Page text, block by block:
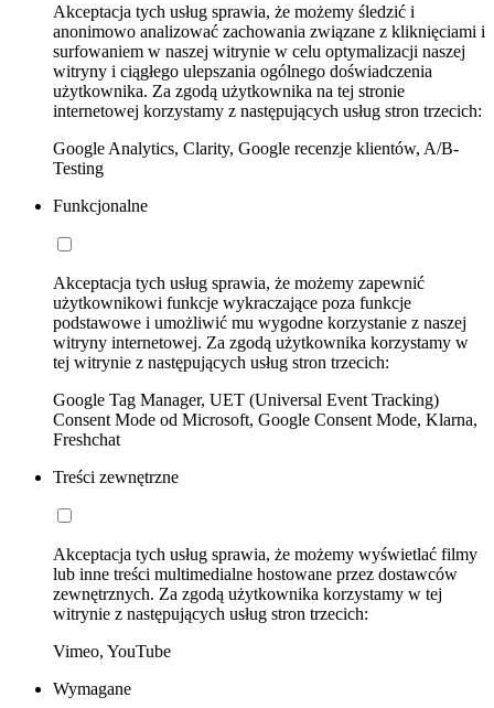
Akceptacja tych usług sprawia, że możemy śledzić i
anonimowo analizować zachowania związane z kliknięciami i
surfowaniem w naszej witrynie w celu optymalizacji naszej
witryny i ciągłego ulepszania ogólnego doświadczenia
użytkownika. Za zgodą użytkownika na tej stronie
internetowej korzystamy z następujących usług stron trzecich:
Google Analytics, Clarity, Google recenzje klientów, A/B-
Testing
Funkcjonalne
Akceptacja tych usług sprawia, że możemy zapewnić
użytkownikowi funkcje wykraczające poza funkcje
podstawowe i umożliwić mu wygodne korzystanie z naszej
witryny internetowej. Za zgodą użytkownika korzystamy w
tej witrynie z następujących usług stron trzecich:
Google Tag Manager, UET (Universal Event Tracking)
Consent Mode od Microsoft, Google Consent Mode, Klarna,
Freshchat
Treści zewnętrzne
Akceptacja tych usług sprawia, że możemy wyświetlać filmy
lub inne treści multimedialne hostowane przez dostawców
zewnętrznych. Za zgodą użytkownika korzystamy w tej
witrynie z następujących usług stron trzecich:
Vimeo, YouTube
Wymagane